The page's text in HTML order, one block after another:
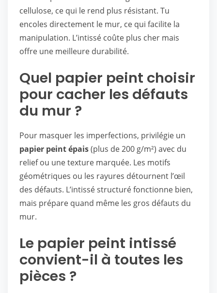
cellulose, ce qui le rend plus résistant. Tu
encoles directement le mur, ce qui facilite la
manipulation. L’intissé coûte plus cher mais
offre une meilleure durabilité.
Quel papier peint choisir
pour cacher les défauts
du mur ?
Pour masquer les imperfections, privilégie un
papier peint épais(plus de 200 g/m²) avec du
relief ou une texture marquée. Les motifs
géométriques ou les rayures détournent l’œil
des défauts. L’intissé structuré fonctionne bien,
mais prépare quand même les gros défauts du
mur.
Le papier peint intissé
convient-il à toutes les
pièces ?